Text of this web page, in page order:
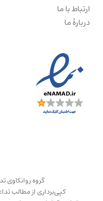
ارتباط با ما
دربارهٔ ما
گروه روانکاوی تداعی —
کپی‌برداری از مطالب